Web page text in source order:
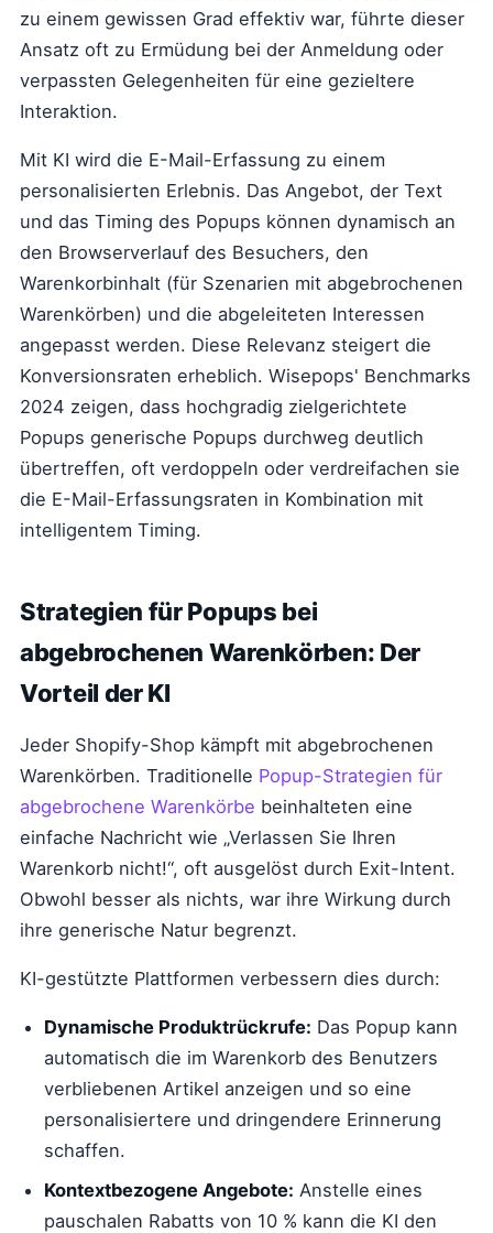
zu einem gewissen Grad effektiv war, führte dieser
Ansatz oft zu Ermüdung bei der Anmeldung oder
verpassten Gelegenheiten für eine gezieltere
Interaktion.
Mit KI wird die E-Mail-Erfassung zu einem
personalisierten Erlebnis. Das Angebot, der Text
und das Timing des Popups können dynamisch an
den Browserverlauf des Besuchers, den
Warenkorbinhalt (für Szenarien mit abgebrochenen
Warenkörben) und die abgeleiteten Interessen
angepasst werden. Diese Relevanz steigert die
Konversionsraten erheblich. Wisepops' Benchmarks
2024 zeigen, dass hochgradig zielgerichtete
Popups generische Popups durchweg deutlich
übertreffen, oft verdoppeln oder verdreifachen sie
die E-Mail-Erfassungsraten in Kombination mit
intelligentem Timing.
Strategien für Popups bei
abgebrochenen Warenkörben: Der
Vorteil der KI
Jeder Shopify-Shop kämpft mit abgebrochenen
Warenkörben. Traditionelle Popup-Strategien für
abgebrochene Warenkörbe beinhalteten eine
einfache Nachricht wie „Verlassen Sie Ihren
Warenkorb nicht!“, oft ausgelöst durch Exit-Intent.
Obwohl besser als nichts, war ihre Wirkung durch
ihre generische Natur begrenzt.
KI-gestützte Plattformen verbessern dies durch:
Dynamische Produktrückrufe: Das Popup kann
automatisch die im Warenkorb des Benutzers
verbliebenen Artikel anzeigen und so eine
personalisiertere und dringendere Erinnerung
schaffen.
Kontextbezogene Angebote: Anstelle eines
pauschalen Rabatts von 10 % kann die KI den